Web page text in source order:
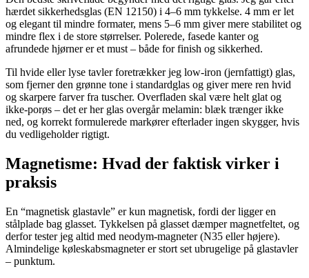
hærdet sikkerhedsglas (EN 12150) i 4–6 mm tykkelse. 4 mm er let
og elegant til mindre formater, mens 5–6 mm giver mere stabilitet og
mindre flex i de store størrelser. Polerede, fasede kanter og
afrundede hjørner er et must – både for finish og sikkerhed.
Til hvide eller lyse tavler foretrækker jeg low‑iron (jernfattigt) glas,
som fjerner den grønne tone i standardglas og giver mere ren hvid
og skarpere farver fra tuscher. Overfladen skal være helt glat og
ikke‑porøs – det er her glas overgår melamin: blæk trænger ikke
ned, og korrekt formulerede markører efterlader ingen skygger, hvis
du vedligeholder rigtigt.
Magnetisme: Hvad der faktisk virker i
praksis
En “magnetisk glastavle” er kun magnetisk, fordi der ligger en
stålplade bag glasset. Tykkelsen på glasset dæmper magnetfeltet, og
derfor tester jeg altid med neodym‑magneter (N35 eller højere).
Almindelige køleskabsmagneter er stort set ubrugelige på glastavler
– punktum.